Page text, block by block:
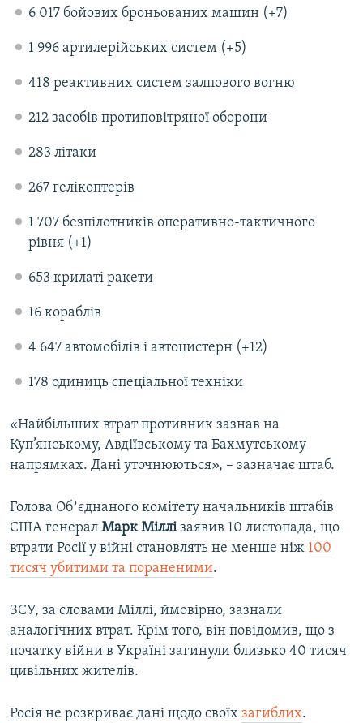
6 017 бойових броньованих машин (+7)
1 996 артилерійських систем (+5)
418 реактивних систем залпового вогню
212 засобів протиповітряної оборони
283 літаки
267 гелікоптерів
1 707 безпілотників оперативно-тактичного
рівня (+1)
653 крилаті ракети
16 кораблів
4 647 автомобілів і автоцистерн (+12)
178 одиниць спеціальної техніки
«Найбільших втрат противник зазнав на
Куп’янському, Авдіївському та Бахмутському
напрямках. Дані уточнюються», – зазначає штаб.
Голова Обʼєднаного комітету начальників штабів
США генерал Марк Міллізаявив 10 листопада, що
втрати Росії у війні становлять не менше ніж 100
тисяч убитими та пораненими.
ЗСУ, за словами Міллі, ймовірно, зазнали
аналогічних втрат. Крім того, він повідомив, що з
початку війни в Україні загинули близько 40 тисяч
цивільних жителів.
Росія не розкриває дані щодо своїх загиблих.